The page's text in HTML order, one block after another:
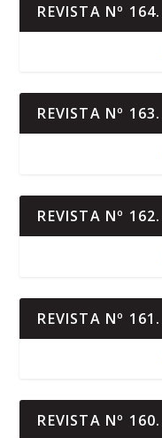
REVISTA Nº
REVISTA Nº
REVISTA Nº
REVISTA Nº
REVISTA Nº